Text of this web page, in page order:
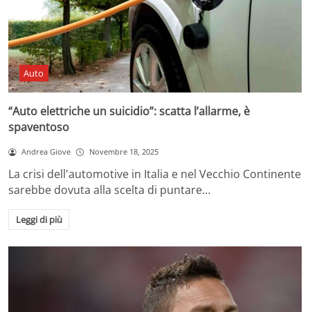
Auto
“Auto elettriche un suicidio”: scatta l’allarme, è
spaventoso
Andrea Giove Novembre 18, 2025
La crisi dell'automotive in Italia e nel Vecchio Continente
sarebbe dovuta alla scelta di puntare…
Leggi di più